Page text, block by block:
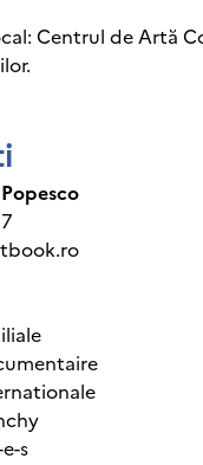
Centrul de Artă
s